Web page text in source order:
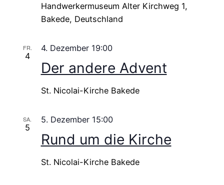
Handwerkermuseum Alter Kirchweg 1,
Bakede, Deutschland
FR.
4
Der andere Advent
4. Dezember 19:00
St. Nicolai-Kirche Bakede
SA.
5
Rund um die Kirche
5. Dezember 15:00
St. Nicolai-Kirche Bakede